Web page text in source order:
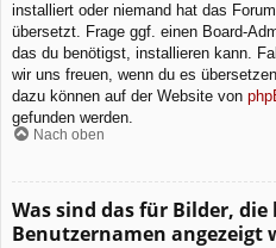
installiert oder niemand hat das
übersetzt. Frage ggf. einen Board-
das du benötigst, installieren kann.
wir uns freuen, wenn du es
dazu können auf der Website von
gefunden werden.
Nach oben
Was sind das für Bilder, die
Benutzernamen angezeigt